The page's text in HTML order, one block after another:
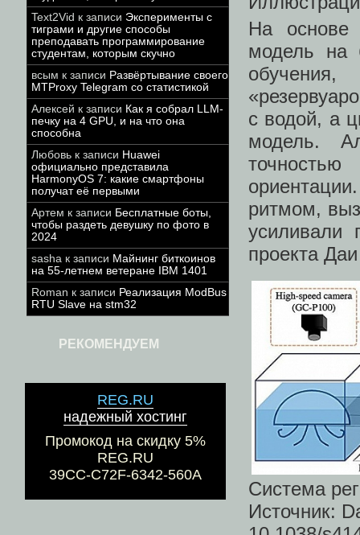
Text2Vid к записи Эксперименты с
тиграми и другие способы
преподавать программирование
студентам, которым скучно
всым к записи Развёртывание своего
MTProxy Telegram со статистикой
Алексей к записи Как я собрал LLM-
печку на 4 GPU, и на что она
способна
Любовь к записи Huawei
официально представила
HarmonyOS 7: какие смартфоны
получат её первыми
Артем к записи Бесплатные боты,
чтобы раздеть девушку по фото в
2024
sasha к записи Майнинг биткоинов
на 55-летнем ветеране IBM 1401
Roman к записи Реализация ModBus
RTU Slave на stm32
РЕКОМЕНДУЕМ
REG.RU
надежный хостинг
Промокод на скидку 5%
REG.RU
39CC-C72F-6342-560A
На основе
модель на
с водой, а
модель.
ритмом,
усиливали
проекта
Система
Источник: